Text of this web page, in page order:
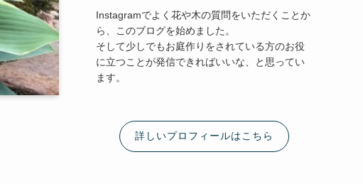
Instagramでよく花や木の質問をいただくことか
ら、このブログを始めました。
そして少しでもお庭作りをされている方のお役
に立つことが発信できればいいな、と思ってい
ます。
詳しいプロフィールはこちら